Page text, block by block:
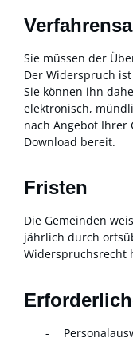
Sie müssen der
Der Widerspruch
Sie können ihn
elektronisch,
nach Angebot Ihrer
Download bereit.
Fristen
Die Gemeinden
jährlich durch
Widerspruchsrecht